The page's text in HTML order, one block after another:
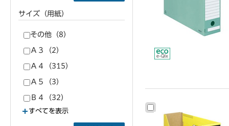
サイズ（用紙）
その他（8）
Ａ３（2）
Ａ４（315）
Ａ５（3）
Ｂ４（32）
すべてを表示